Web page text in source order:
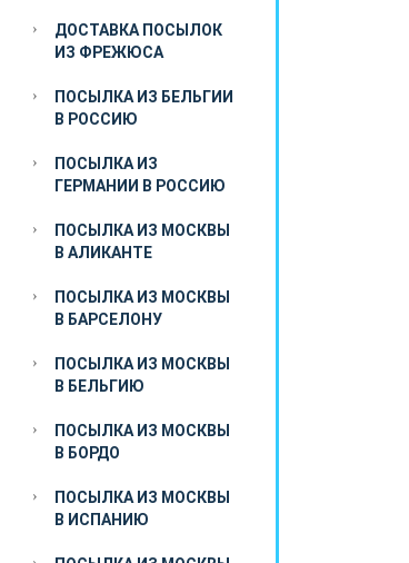
ДОСТАВКА ПОСЫЛОК
ИЗ ФРЕЖЮСА
ПОСЫЛКА ИЗ БЕЛЬГИИ
В РОССИЮ
ПОСЫЛКА ИЗ
ГЕРМАНИИ В РОССИЮ
ПОСЫЛКА ИЗ МОСКВЫ
В АЛИКАНТЕ
ПОСЫЛКА ИЗ МОСКВЫ
В БАРСЕЛОНУ
ПОСЫЛКА ИЗ МОСКВЫ
В БЕЛЬГИЮ
ПОСЫЛКА ИЗ МОСКВЫ
В БОРДО
ПОСЫЛКА ИЗ МОСКВЫ
В ИСПАНИЮ